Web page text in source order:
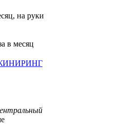
на руки
в месяц